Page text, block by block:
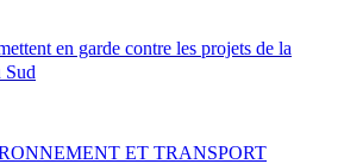
en garde contre les projets de la
Sud
ET TRANSPORT